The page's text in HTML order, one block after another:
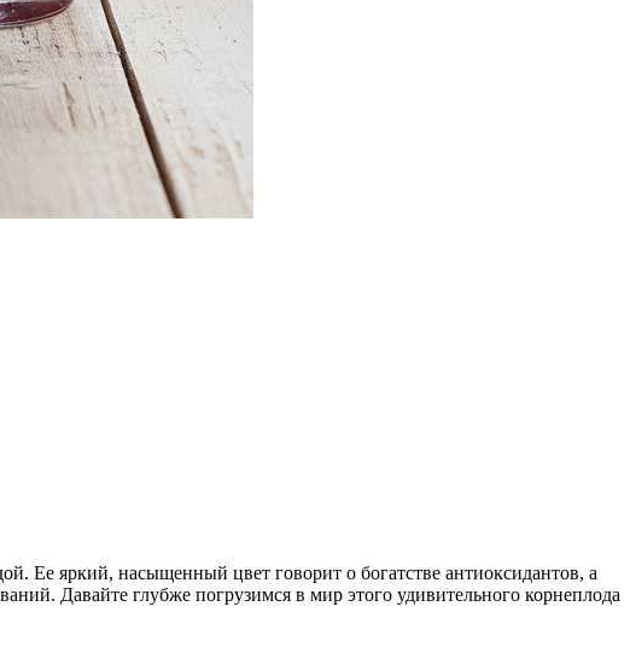
Ее яркий, насыщенный цвет говорит о богатстве антиоксидантов, а
Давайте глубже погрузимся в мир этого удивительного корнеплода